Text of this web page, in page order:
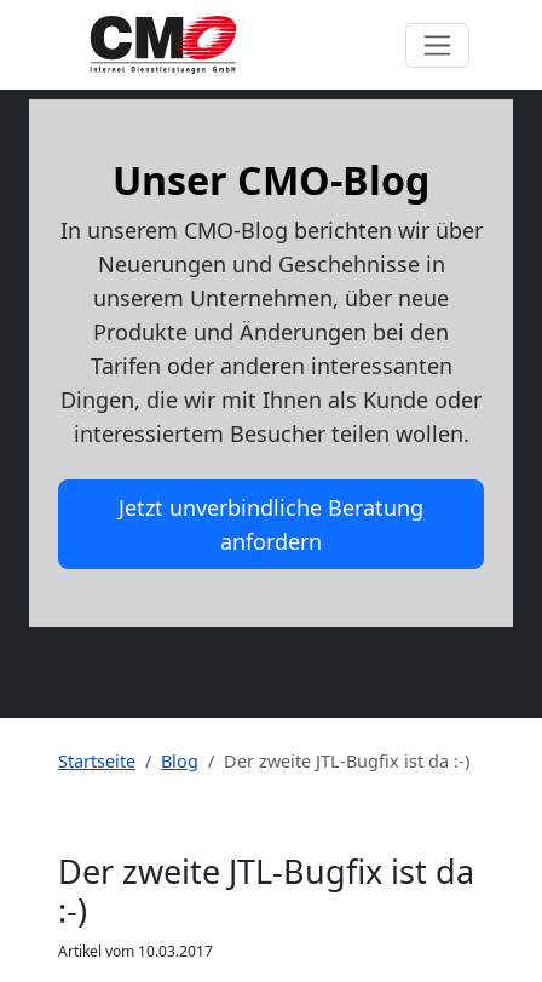
Unser CMO-Blog
In unserem CMO-Blog berichten wir über
Neuerungen und Geschehnisse in
unserem Unternehmen, über neue
Produkte und Änderungen bei den
Tarifen oder anderen interessanten
Dingen, die wir mit Ihnen als Kunde oder
interessiertem Besucher teilen wollen.
Jetzt unverbindliche Beratung
anfordern
Startseite Blog Der zweite JTL-Bugfix ist da :-)
Der zweite JTL-Bugfix ist da
:-)
Artikel vom 10.03.2017